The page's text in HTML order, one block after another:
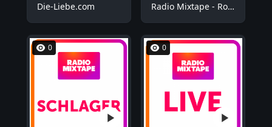
Die-Liebe.com Radio Mixtape - Rock Mix
0 0